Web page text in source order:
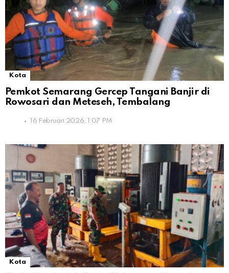
Kota
Pemkot Semarang Gercep Tangani Banjir di
Rowosari dan Meteseh, Tembalang
16 Februari 2026, 1:07 PM
Kota